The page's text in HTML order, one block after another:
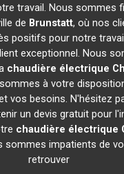
travail. Nous sommes
de Brunstatt, où nos
positifs pour notre
exceptionnel. Nous
chaudière électrique
à votre
vos besoins. N'hésitez
un devis gratuit pour
chaudière électrique
sommes impatients de
retrouver